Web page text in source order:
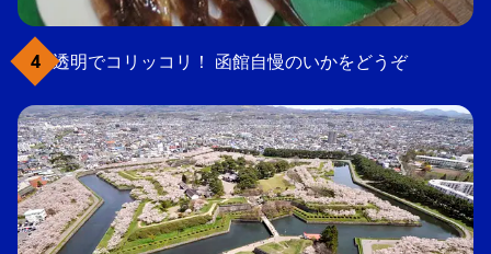
透明でコリッコリ！ 函館自慢のいかをどうぞ